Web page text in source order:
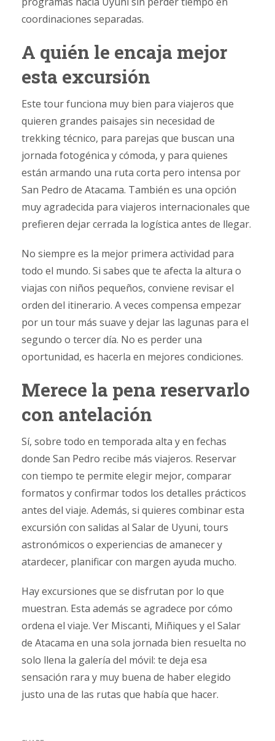
coordinaciones separadas.
A quién le encaja mejor
esta excursión
Este tour funciona muy bien para viajeros que
quieren grandes paisajes sin necesidad de
trekking técnico, para parejas que buscan una
jornada fotogénica y cómoda, y para quienes
están armando una ruta corta pero intensa por
San Pedro de Atacama. También es una opción
muy agradecida para viajeros internacionales que
prefieren dejar cerrada la logística antes de llegar.
No siempre es la mejor primera actividad para
todo el mundo. Si sabes que te afecta la altura o
viajas con niños pequeños, conviene revisar el
orden del itinerario. A veces compensa empezar
por un tour más suave y dejar las lagunas para el
segundo o tercer día. No es perder una
oportunidad, es hacerla en mejores condiciones.
Merece la pena reservarlo
con antelación
Sí, sobre todo en temporada alta y en fechas
donde San Pedro recibe más viajeros. Reservar
con tiempo te permite elegir mejor, comparar
formatos y confirmar todos los detalles prácticos
antes del viaje. Además, si quieres combinar esta
excursión con salidas al Salar de Uyuni, tours
astronómicos o experiencias de amanecer y
atardecer, planificar con margen ayuda mucho.
Hay excursiones que se disfrutan por lo que
muestran. Esta además se agradece por cómo
ordena el viaje. Ver Miscanti, Miñiques y el Salar
de Atacama en una sola jornada bien resuelta no
solo llena la galería del móvil: te deja esa
sensación rara y muy buena de haber elegido
justo una de las rutas que había que hacer.